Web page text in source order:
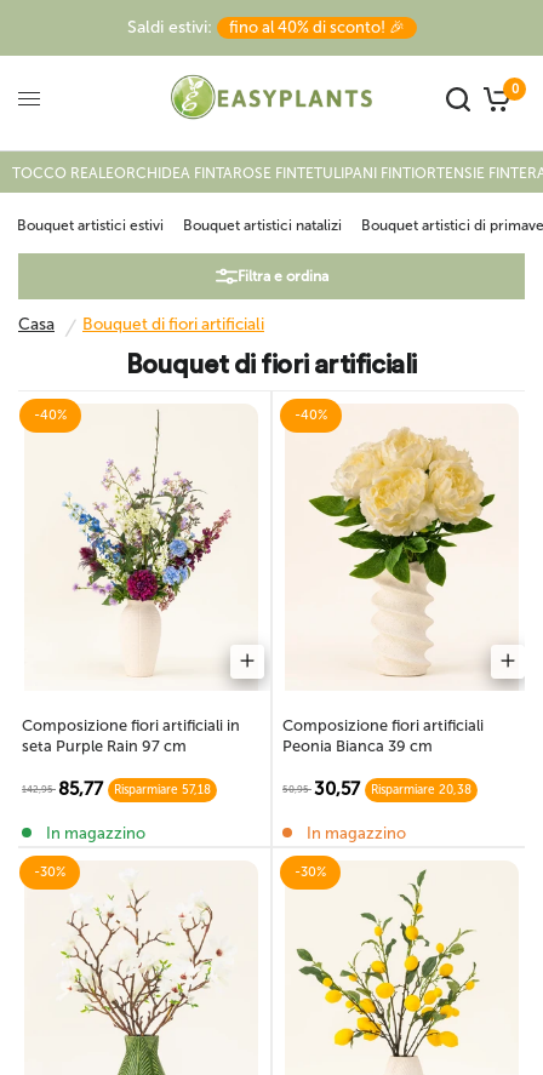
Saldi estivi: fino al 40% di sconto! 🎉
0
Casa Bouquet di fiori artificiali
TOCCO REALEORCHIDEA FINTAROSE FINTETULIPANI FINTI ORTENSIE FINTE
Bouquet artistici estivi Bouquet artistici natalizi Bouquet artistici di
Filtra e ordina
Casa / Bouquet di fiori artificiali
Bouquet di fiori artificiali
-40%
Composizione fiori artificiali in
seta Purple Rain 97 cm
142,95 85,77 Risparmiare 57,18
In magazzino
-40%
Composizione fiori artificiali
Peonia Bianca 39 cm
50,95 30,57 Risparmiare 20,38
In magazzino
-30% -30%